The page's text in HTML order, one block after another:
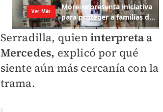
Serradilla, quieninterpreta a
Mercedes, explicó por qué
siente aún más cercanía con la
trama.